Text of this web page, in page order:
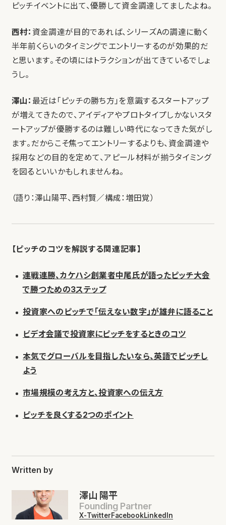
ピッチイベントに出て、優勝して資金調達してましたよね。
西村： 資金調達が目的であれば、シリーズAの調達に動く
半年前くらいのタイミングでエントリーするのが効果的だ
と思います。その頃にはトラクションが出てきているでしょ
うし。
澤山： 最近は「ピッチの勝ち方」を意識するスタートアップ
が増えてきたので、アイディアやプロトタイプしかないスタ
ートアップが優勝するのは難しい時代になってきた気がし
ます。だからこそ焦ってエントリーするよりも、資金調達や
採用などの目的を定めて、アピール材料が揃うタイミング
を図るといいかもしれませんね。
（語り：澤山陽平、西村賢／構成：増田覚）
【ピッチのコツを解説する関連記事】
連戦連勝、カケハシ創業者中尾氏が語ったピッチ大会
で勝つための3ステップ
投資家へのピッチで「伝えない数字」が雄弁に語ること
ビデオ会議で投資家にピッチをするときのコツ
本気でグローバルを目指したいなら、英語でピッチし
よう
市場規模の考え方と、投資家への伝え方
ピッチを良くする2つのポイント
Written by
澤山 陽平
Founding Partner
X-TwitterFacebookLinkedIn